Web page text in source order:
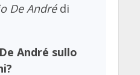
De Andrédi
André sullo